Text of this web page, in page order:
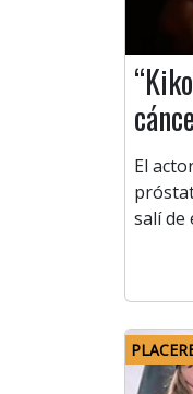
El
salí de